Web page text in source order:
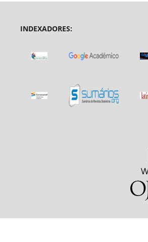
INDEXADORES: